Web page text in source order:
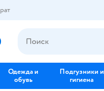
Одежда и
обувь
Подгузники и
гигиена